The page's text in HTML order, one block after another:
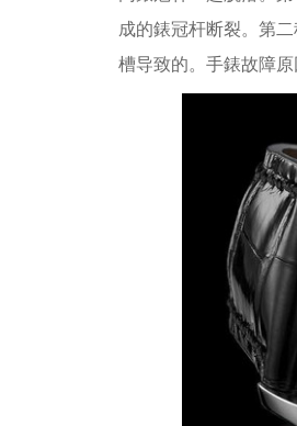
成的錶冠杆断裂。第
槽导致的。手錶故障